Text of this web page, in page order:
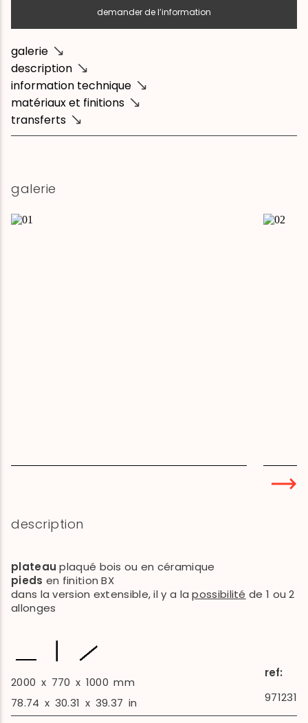
demander de l’information
galerie
description
information technique
matériaux et finitions
transferts
galerie
description
plateauplaqué bois ou en céramique
pieds en finition BX
dans la version extensible, il y a lapossibilité de 1 ou 2
allonges
2000 x 770 x 1000 mm
78.74 x 30.31 x 39.37 in
ref:
971231